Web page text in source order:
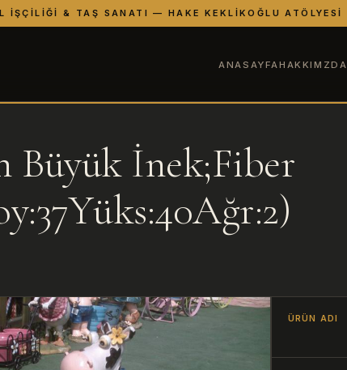
İŞÇILIĞI & TAŞ SANATI — HAKE KEKLIKOĞLU ATÖLYESI
ANASAYFAHAKKIMZDA
Büyük İnek;Fiber
ÜRÜN ADI